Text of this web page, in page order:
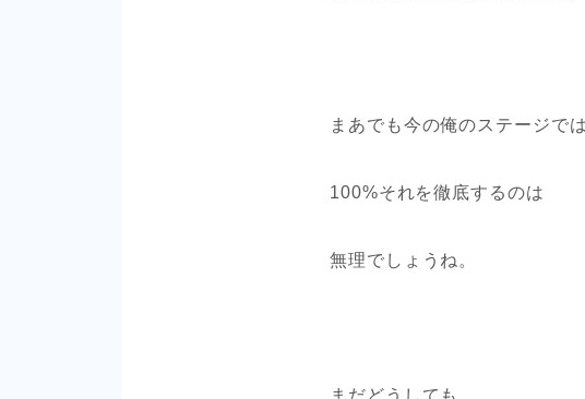
まあでも今の俺のステージでは
100%それを徹底するのは
無理でしょうね。
まだどうしても